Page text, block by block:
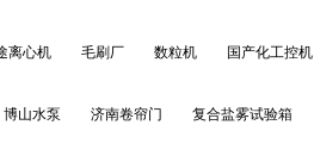
离心机 毛刷厂 数粒机 国产化工控机
博山水泵 济南卷帘门 复合盐雾试验箱